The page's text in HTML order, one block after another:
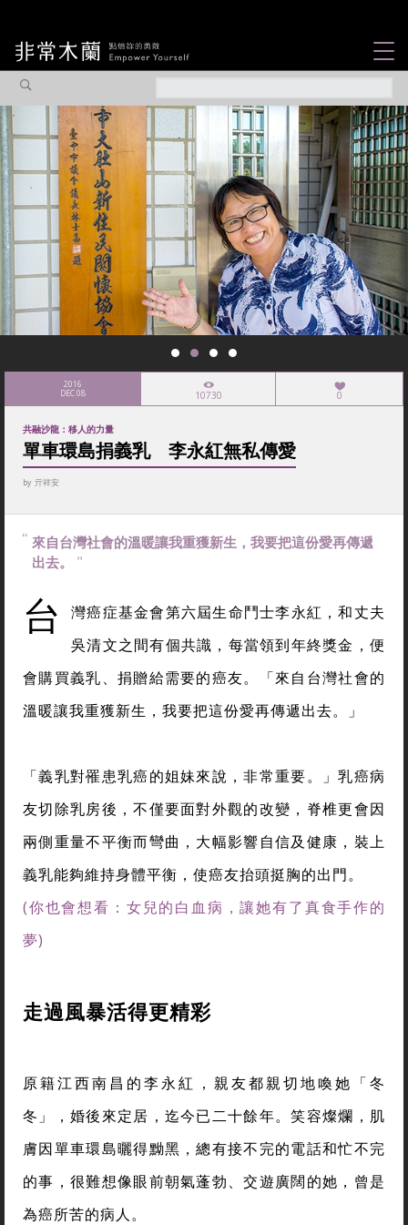
觀點專欄
焦點企劃
社會企業
認識我們
2016
DEC 08 10730 0
共融沙龍：移人的力量
單車環島捐義乳 李永紅無私傳愛
by 亓祥安
來自台灣社會的溫暖讓我重獲新生，我要把這份愛再傳遞
出去。
台
灣癌症基金會第六屆生命鬥士李永紅，和丈夫
吳清文之間有個共識，每當領到年終獎金，便
會購買義乳、捐贈給需要的癌友。「來自台灣社會的
溫暖讓我重獲新生，我要把這份愛再傳遞出去。」
「義乳對罹患乳癌的姐妹來說，非常重要。」乳癌病
友切除乳房後，不僅要面對外觀的改變，脊椎更會因
兩側重量不平衡而彎曲，大幅影響自信及健康，裝上
義乳能夠維持身體平衡，使癌友抬頭挺胸的出門。
(你也會想看：女兒的白血病，讓她有了真食手作的
夢)
走過風暴活得更精彩
原籍江西南昌的李永紅，親友都親切地喚她「冬
冬」，婚後來定居，迄今已二十餘年。笑容燦爛，肌
膚因單車環島曬得黝黑，總有接不完的電話和忙不完
的事，很難想像眼前朝氣蓬勃、交遊廣闊的她，曾是
為癌所苦的病人。